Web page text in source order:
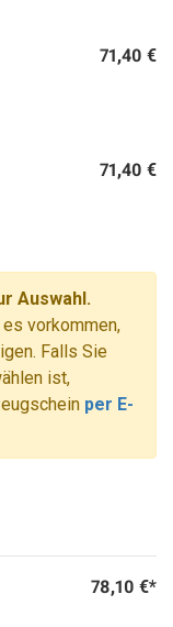
71,40 €
71,40 €
Auswahl.
vorkommen,
Falls Sie
ist,
per E-
78,10 €*